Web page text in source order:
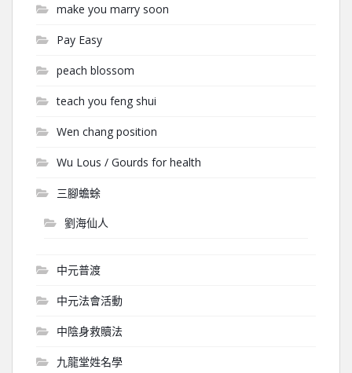
make you marry soon
Pay Easy
peach blossom
teach you feng shui
Wen chang position
Wu Lous / Gourds for health
三腳蟾蜍
劉海仙人
中元普渡
中元法會活動
中陰身救贖法
九龍堂姓名學